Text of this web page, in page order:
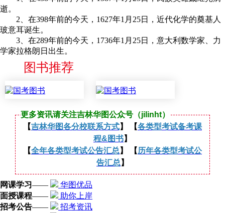
逝。
2、在398年前的今天，1627年1月25日，近代化学的奠基人
玻意耳诞生。
3、在289年前的今天，1736年1月25日，意大利数学家、力
学家拉格朗日出生。
图书推荐
更多资讯请关注吉林华图公众号（jilinht）
【吉林华图各分校联系方式】 【各类型考试备考课
程&图书】
【全年各类型考试公告汇总 】 【 历年各类型考试公
告汇总 】
网课学习——
华图优品
面授课程——
助你上岸
招考公告——
招考资讯